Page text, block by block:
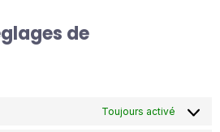
de
Toujours activé